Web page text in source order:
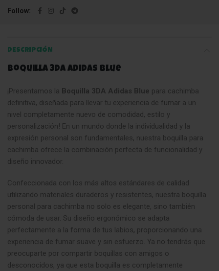
Follow
DESCRIPCIÓN
Boquilla 3DA Adidas Blue
¡Presentamos la Boquilla 3DA Adidas Blue para cachimba
definitiva, diseñada para llevar tu experiencia de fumar a un
nivel completamente nuevo de comodidad, estilo y
personalización! En un mundo donde la individualidad y la
expresión personal son fundamentales, nuestra boquilla para
cachimba ofrece la combinación perfecta de funcionalidad y
diseño innovador.
Confeccionada con los más altos estándares de calidad
utilizando materiales duraderos y resistentes, nuestra boquilla
personal para cachimba no solo es elegante, sino también
cómoda de usar. Su diseño ergonómico se adapta
perfectamente a la forma de tus labios, proporcionando una
experiencia de fumar suave y sin esfuerzo. Ya no tendrás que
preocuparte por compartir boquillas con amigos o
desconocidos, ya que esta boquilla es completamente